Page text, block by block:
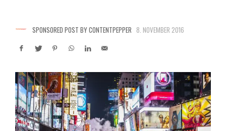
SPONSORED POST BY CONTENTPEPPER 8. NOVEMBER 2016